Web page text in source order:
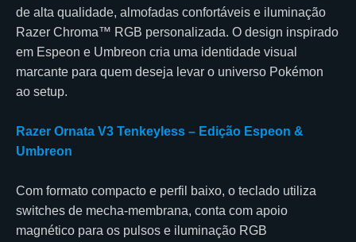
de alta qualidade, almofadas confortáveis e iluminação
Razer Chroma™ RGB personalizada. O design inspirado
em Espeon e Umbreon cria uma identidade visual
marcante para quem deseja levar o universo Pokémon
ao setup.
Razer Ornata V3 Tenkeyless – Edição Espeon &
Umbreon
Com formato compacto e perfil baixo, o teclado utiliza
switches de mecha-membrana, conta com apoio
magnético para os pulsos e iluminação RGB